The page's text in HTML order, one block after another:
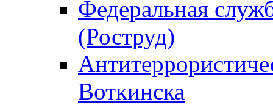
Федеральная
(Роструд)
Воткинска